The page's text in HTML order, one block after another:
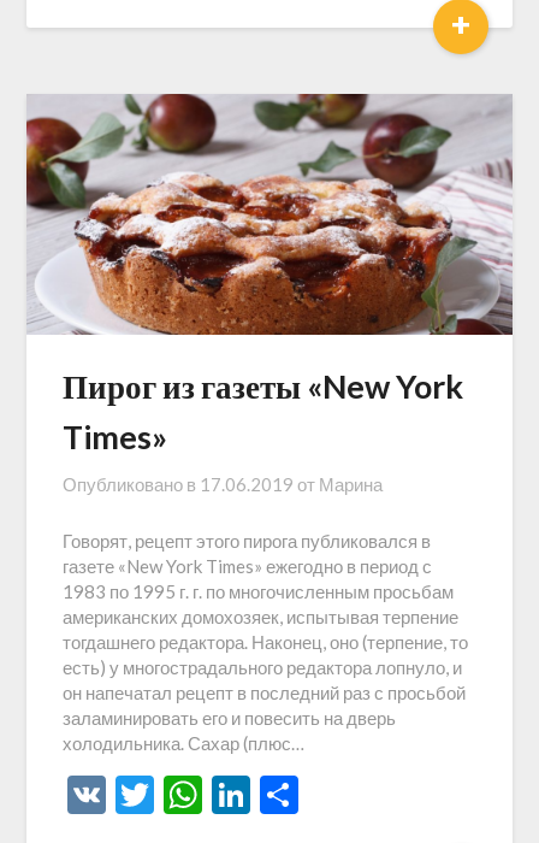
+
Пирог из газеты «New York
Times»
Опубликовано в 17.06.2019 от Марина
Говорят, рецепт этого пирога публиковался в
газете «New York Times» ежегодно в период с
1983 по 1995 г. г. по многочисленным просьбам
американских домохозяек, испытывая терпение
тогдашнего редактора. Наконец, оно (терпение, то
есть) у многострадального редактора лопнуло, и
он напечатал рецепт в последний раз с просьбой
заламинировать его и повесить на дверь
холодильника. Сахар (плюс…
VK Twitter
WhatsApp
LinkedIn